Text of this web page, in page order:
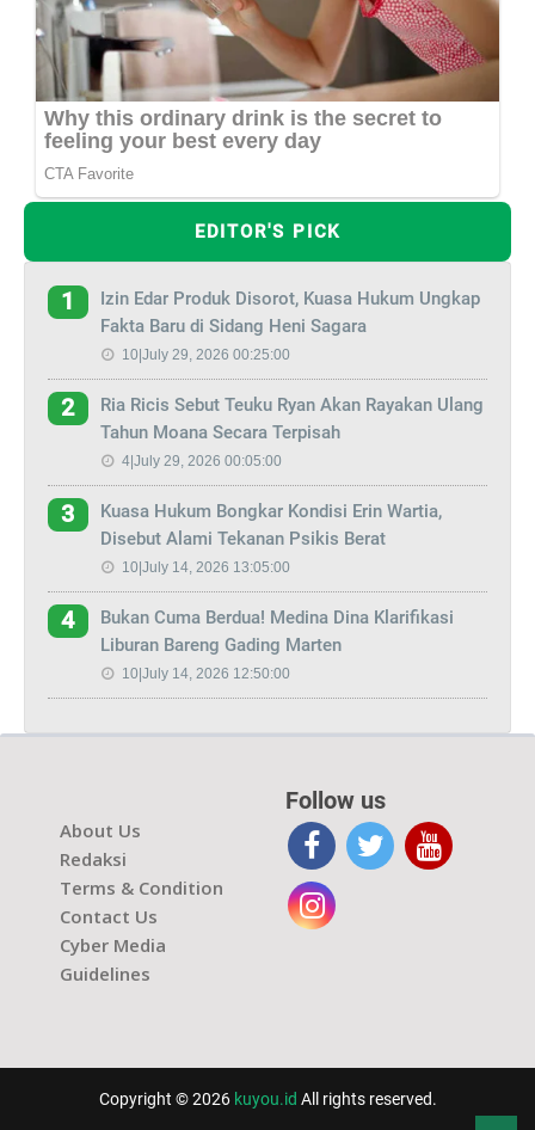
EDITOR'S PICK
1
Izin Edar Produk Disorot, Kuasa Hukum Ungkap
Fakta Baru di Sidang Heni Sagara
10|July 29, 2026 00:25:00
2
Ria Ricis Sebut Teuku Ryan Akan Rayakan Ulang
Tahun Moana Secara Terpisah
4|July 29, 2026 00:05:00
3
Kuasa Hukum Bongkar Kondisi Erin Wartia,
Disebut Alami Tekanan Psikis Berat
10|July 14, 2026 13:05:00
4
Bukan Cuma Berdua! Medina Dina Klarifikasi
Liburan Bareng Gading Marten
10|July 14, 2026 12:50:00
About Us
Redaksi
Terms & Condition
Contact Us
Cyber Media
Guidelines
Follow us
Copyright © 2026 kuyou.id All rights reserved.